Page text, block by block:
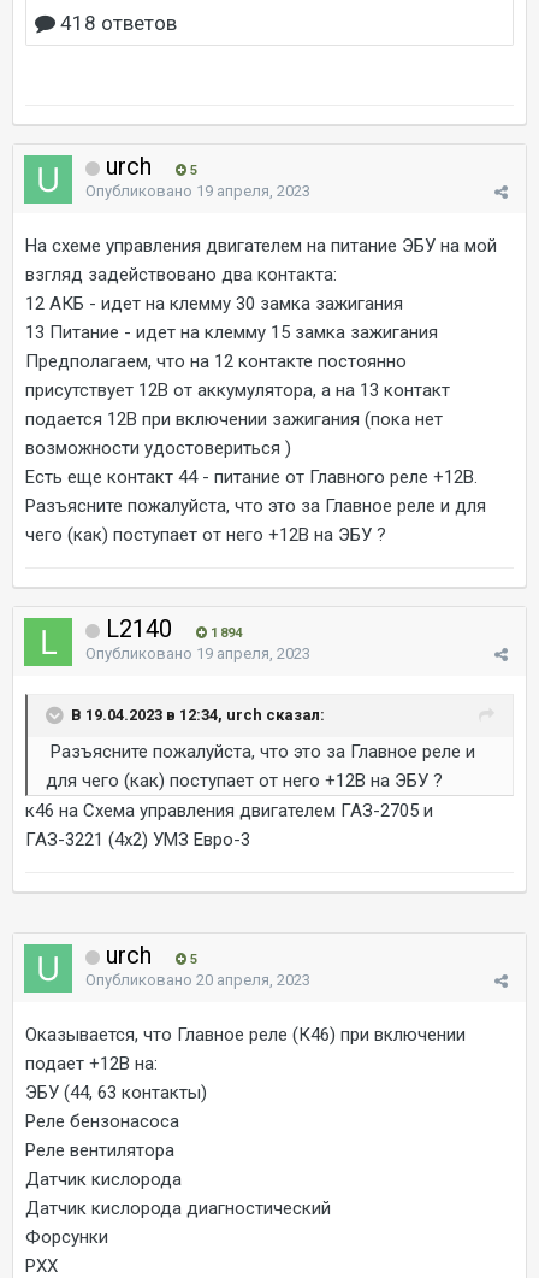
urch 5
Опубликовано 19 апреля, 2023
На схеме управления двигателем на питание ЭБУ на мой
взгляд задействовано два контакта:
12 АКБ - идет на клемму 30 замка зажигания
13 Питание - идет на клемму 15 замка зажигания
Предполагаем, что на 12 контакте постоянно
присутствует 12В от аккумулятора, а на 13 контакт
подается 12В при включении зажигания (пока нет
возможности удостовериться )
Есть еще контакт 44 - питание от Главного реле +12В.
Разъясните пожалуйста, что это за Главное реле и для
чего (как) поступает от него +12В на ЭБУ ?
L2140 1 894
Опубликовано 19 апреля, 2023
В 19.04.2023 в 12:34, urch сказал:
Разъясните пожалуйста, что это за Главное реле и
для чего (как) поступает от него +12В на ЭБУ ?
к46 на Схема управления двигателем ГАЗ-2705 и
ГАЗ-3221 (4х2) УМЗ Евро-3
urch 5
Опубликовано 20 апреля, 2023
Оказывается, что Главное реле (К46) при включении
подает +12В на:
ЭБУ (44, 63 контакты)
Реле бензонасоса
Реле вентилятора
Датчик кислорода
Датчик кислорода диагностический
Форсунки
РХХ